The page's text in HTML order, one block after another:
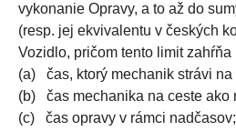
vykonanie Opravy, a to až do
(resp. jej ekvivalentu v českých
Vozidlo, pričom tento limit zahŕňa
(a) čas, ktorý mechanik strávi na
(b) čas mechanika na ceste ako
(c) čas opravy v rámci nadčasov;